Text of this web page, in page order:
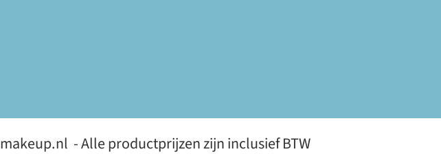
- Alle productprijzen zijn inclusief BTW